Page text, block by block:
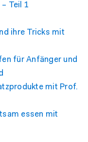
Teil 1
ihre Tricks mit
für Anfänger und
mit Prof.
essen mit